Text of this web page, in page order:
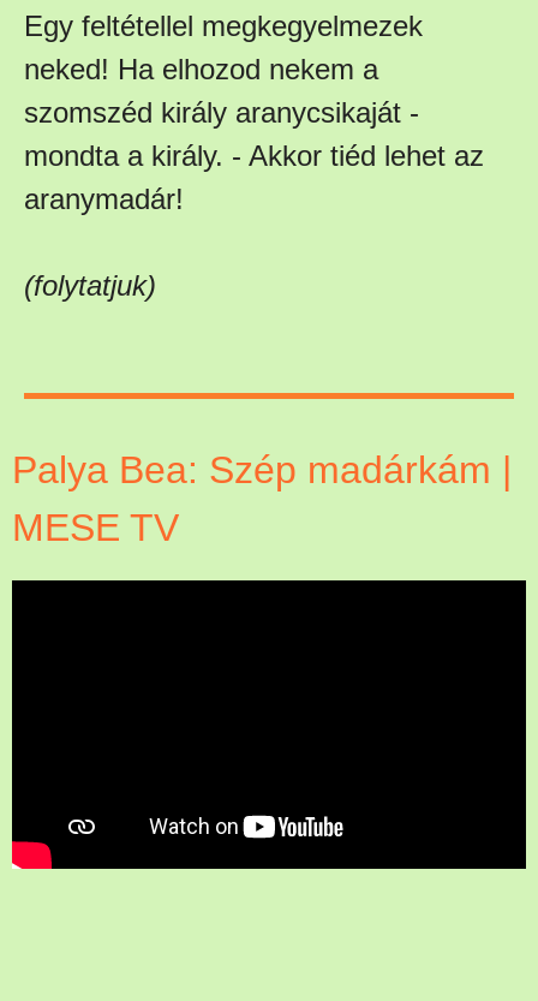
Egy feltétellel megkegyelmezek
neked! Ha elhozod nekem a
szomszéd király aranycsikaját -
mondta a király. - Akkor tiéd lehet az
aranymadár!
(folytatjuk)
Palya Bea: Szép madárkám |
MESE TV